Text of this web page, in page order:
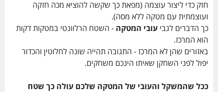
חזק כדי ליצור עוצמה (מפאת כך שקשה להוציא מכה חזקה
ועוצמתית עם מטקה ללא מסה).
כך הדברים לגבי עובי המטקה - השטח הרלוונטי במטקות דקות
הוא המרכז.
באזורים שהן לא המרכז - התגובה תהייה שונה לחלוטין והכדור
יפול לפני השחקן שאיתו הינכם משחקים.
ככל שהמשקל והעובי של המטקה שלכם עולה כך שטח